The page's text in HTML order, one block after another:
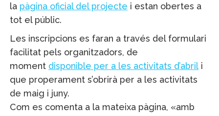
la pàgina oficial del projecte i estan obertes a
tot el públic.
Les inscripcions es faran a través del formulari
facilitat pels organitzadors, de
moment disponible per a les activitats d’abril i
que properament s’obrirà per a les activitats
de maig i juny.
Com es comenta a la mateixa pàgina, «amb